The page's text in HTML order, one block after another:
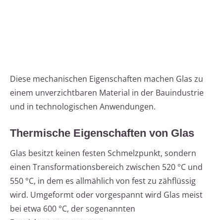
Diese mechanischen Eigenschaften machen Glas zu
einem unverzichtbaren Material in der Bauindustrie
und in technologischen Anwendungen.
Thermische Eigenschaften von Glas
Glas besitzt keinen festen Schmelzpunkt, sondern
einen Transformationsbereich zwischen 520 °C und
550 °C, in dem es allmählich von fest zu zähflüssig
wird. Umgeformt oder vorgespannt wird Glas meist
bei etwa 600 °C, der sogenannten